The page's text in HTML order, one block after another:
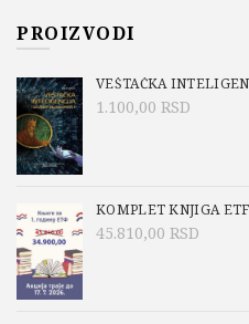
PROIZVODI
VEŠTAČKA
1.100,00 RSD
KOMPLET KNJIGA
45.810,00 RSD